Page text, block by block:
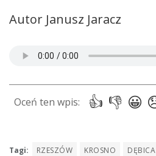
Autor Janusz Jaracz
Tagi: RZESZÓW KROSNO DĘBICA